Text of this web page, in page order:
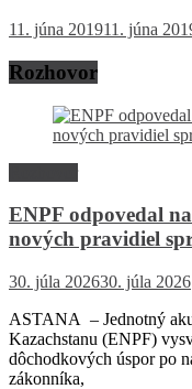
11. júna 201911. júna
Rozhovor
ENPF odpovedal
nových pravidiel
30. júla 202630. júla 2026
ASTANA – Jednotný
Kazachstanu (ENPF)
dôchodkových úspor po
zákonníka,